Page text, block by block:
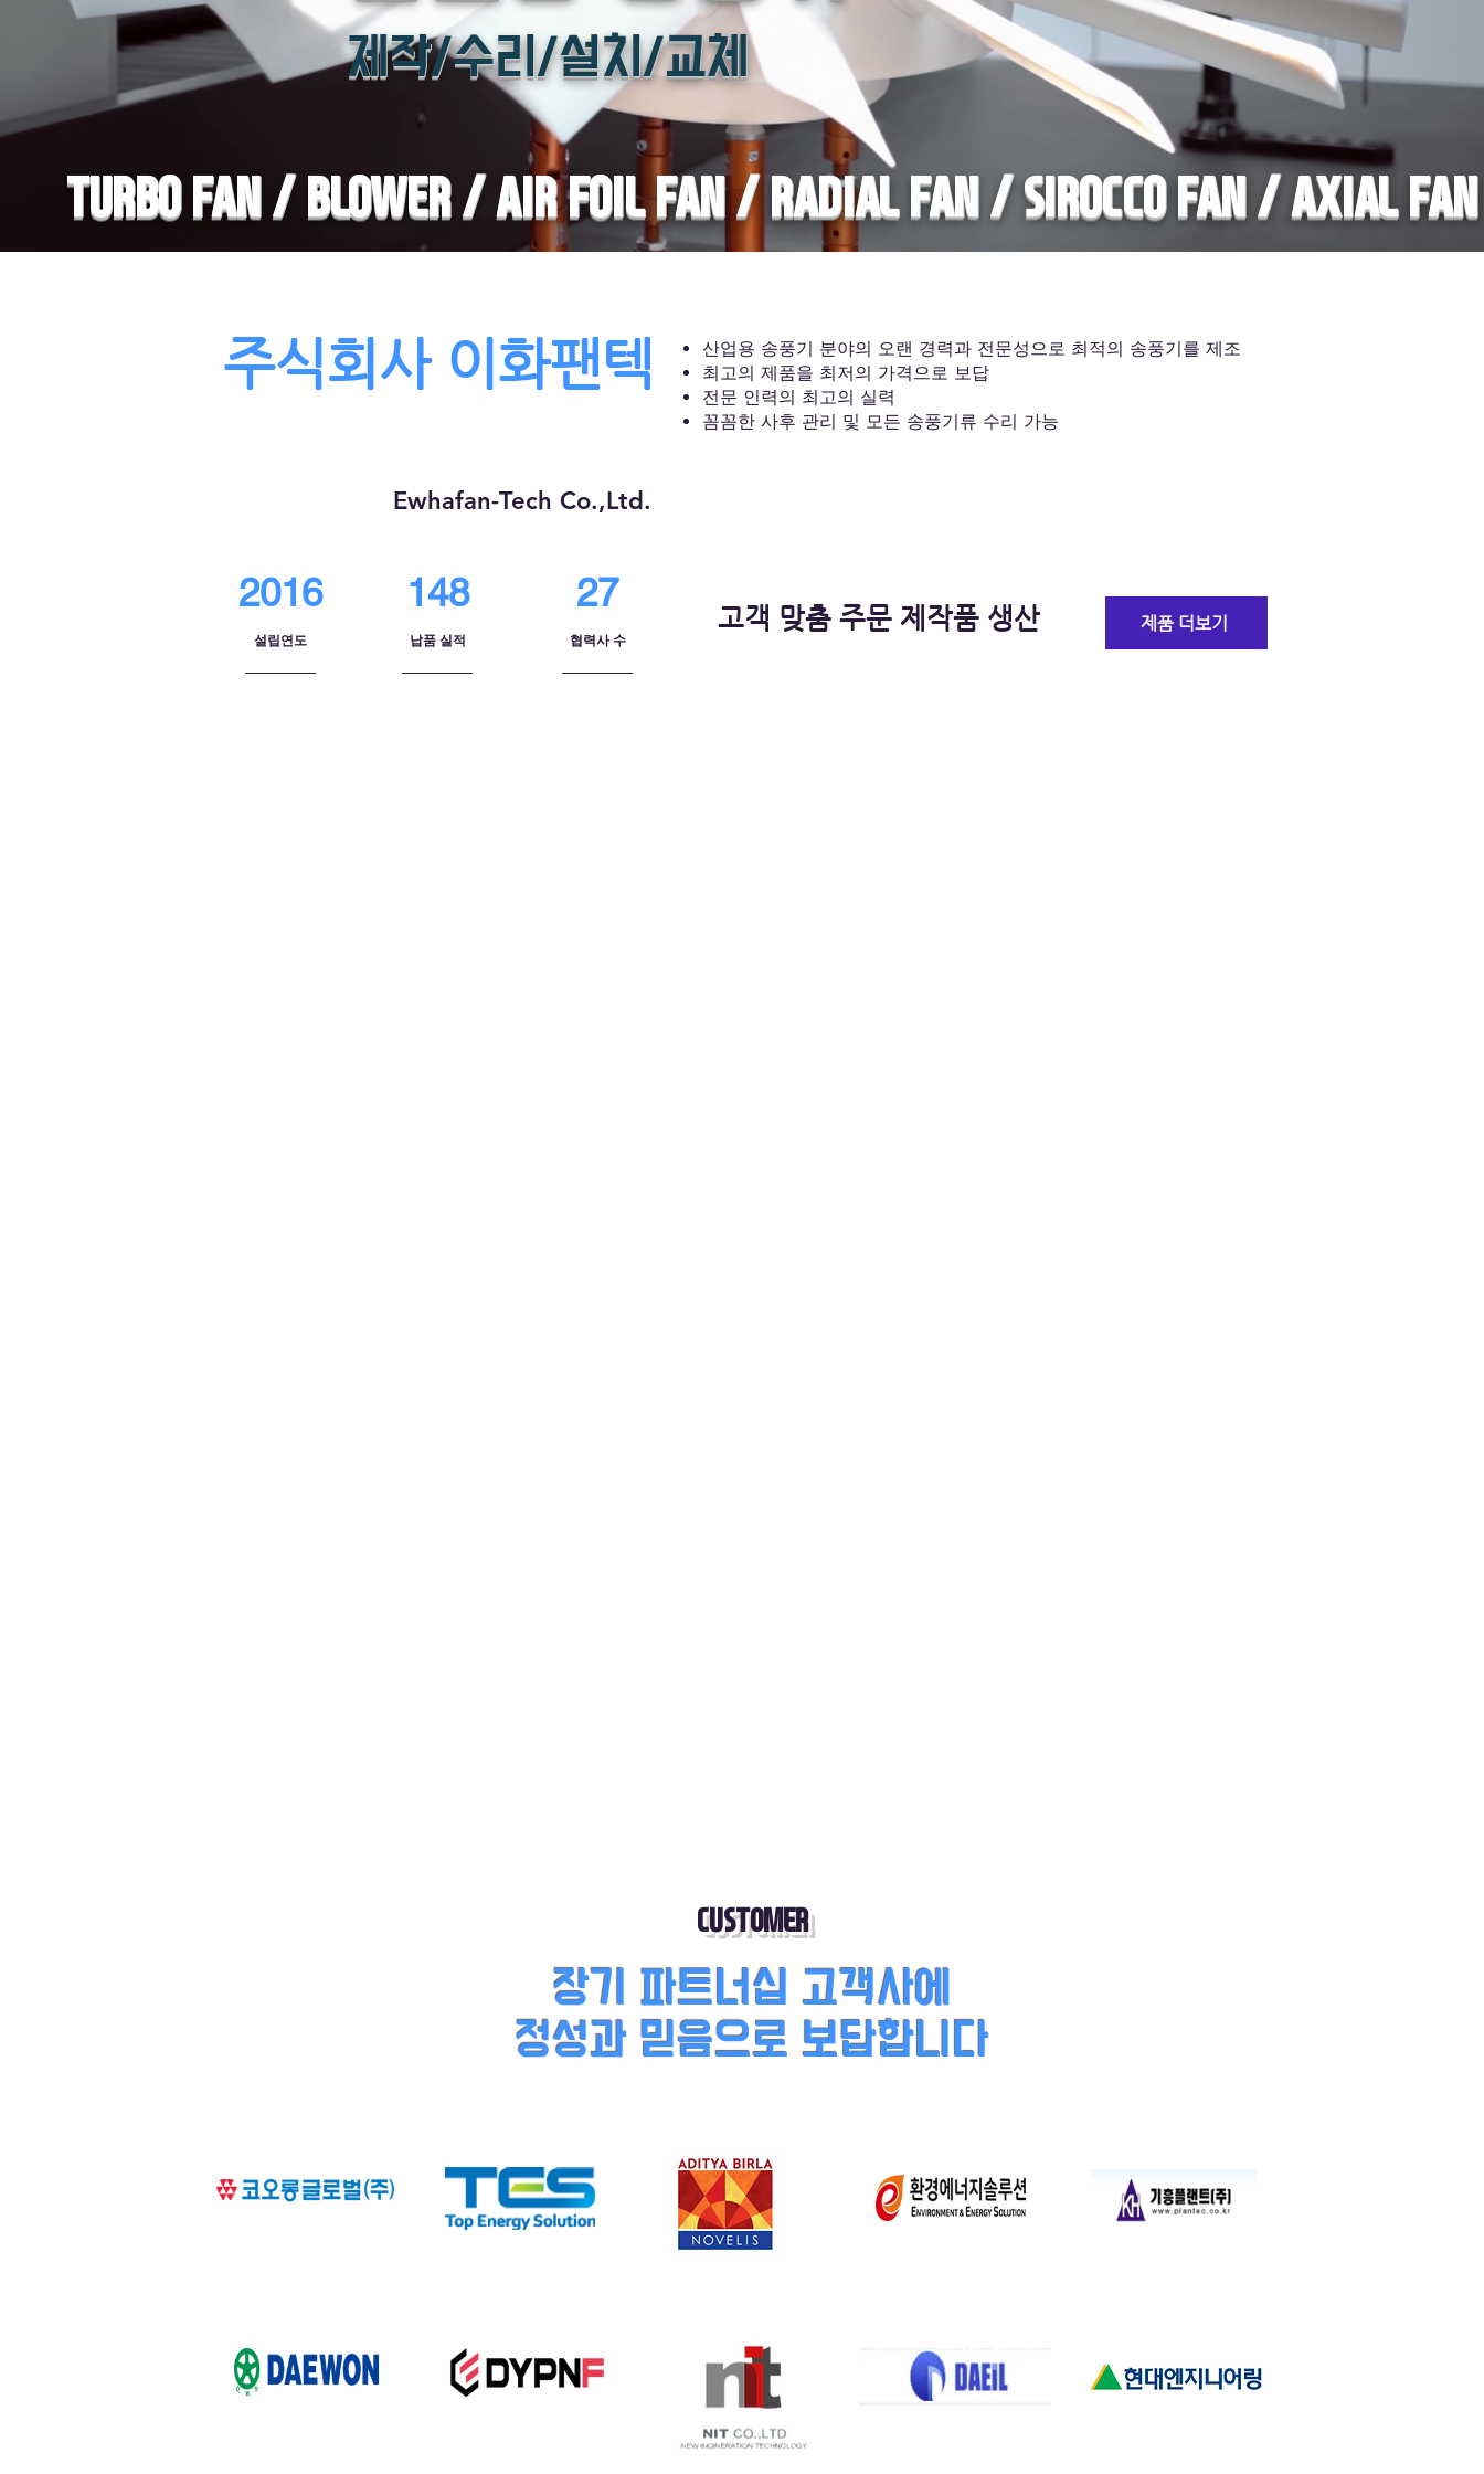
제작/수리/설치/교체
TURBO FAN / BLOWER / AIR FOIL FAN / RADIAL FAN / SIROCCO FAN / AXIAL
​주식회사 이화팬텍
산업용 송풍기 분야의 오랜 경력과 전문성으로 최적의 송풍기를 제조
최고의 제품을 최저의 가격으로 보답
전문 인력의 최고의 실력
​꼼꼼한 사후 관리 및 모든 송풍기류 수리 가능
Ewhafan-Tech Co.,Ltd.
2016
설립연도
148
​납품 실적
27
협력사 수
고객 맞춤 주문 제작품 생산 제품 더보기
CUSTOMER
장기 파트너십 고객사에
정성과 믿음으로 보답합니다